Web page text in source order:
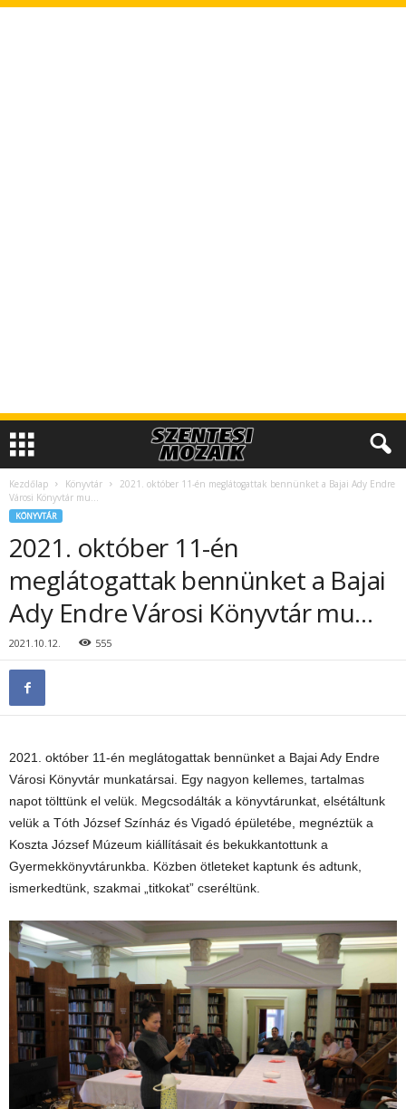
Kezdőlap Könyvtár
2021. október 11-én meglátogattak bennünket a Bajai Ady Endre
Városi Könyvtár mu…
KÖNYVTÁR
2021. október 11-én
meglátogattak bennünket a Bajai
Ady Endre Városi Könyvtár mu…
2021.10.12. 555
2021. október 11-én meglátogattak bennünket a Bajai Ady Endre
Városi Könyvtár munkatársai. Egy nagyon kellemes, tartalmas
napot tölttünk el velük. Megcsodálták a könyvtárunkat, elsétáltunk
velük a Tóth József Színház és Vigadó épületébe, megnéztük a
Koszta József Múzeum kiállításait és bekukkantottunk a
Gyermekkönyvtárunkba. Közben ötleteket kaptunk és adtunk,
ismerkedtünk, szakmai „titkokat” cseréltünk.